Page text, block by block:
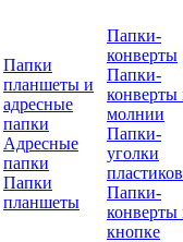
Папки
планшеты и
адресные
папки
Адресные
папки
Папки
планшеты
Папки-
конверты
Папки-
конверты
молнии
Папки-
уголки
Папки-
конверты
кнопке